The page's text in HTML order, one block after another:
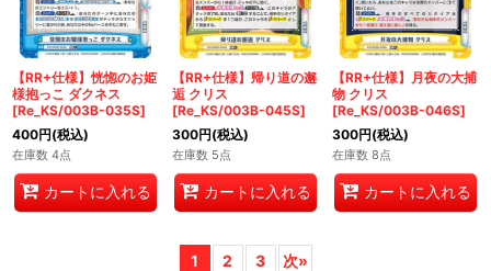
【RR+仕様】恍惚のお姫
様抱っこ ダクネス
[Re_KS/003B-035S]
400円(税込)
在庫数 4点
カートに入れる
【RR+仕様】帰り道の邂
逅 クリス
[Re_KS/003B-045S]
300円(税込)
在庫数 5点
カートに入れる
【RR+仕様】月夜の大捕
物 クリス
[Re_KS/003B-046S]
300円(税込)
在庫数 8点
カートに入れる
1 2 3 次»